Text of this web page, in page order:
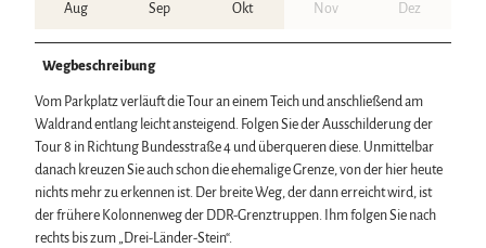
Aug Sep Okt Nov Dez
Wegbeschreibung
Vom Parkplatz verläuft die Tour an einem Teich und anschließend am
Waldrand entlang leicht ansteigend. Folgen Sie der Ausschilderung der
Tour 8 in Richtung Bundesstraße 4 und überqueren diese. Unmittelbar
danach kreuzen Sie auch schon die ehemalige Grenze, von der hier heute
nichts mehr zu erkennen ist. Der breite Weg, der dann erreicht wird, ist
der frühere Kolonnenweg der DDR-Grenztruppen. Ihm folgen Sie nach
rechts bis zum „Drei-Länder-Stein“.